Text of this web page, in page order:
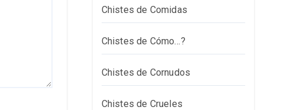
Chistes de Comidas
Chistes de Cómo…?
Chistes de Cornudos
Chistes de Crueles